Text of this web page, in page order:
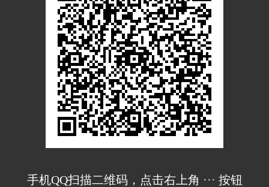
手机QQ扫描二维码，点击右上角 ··· 按钮